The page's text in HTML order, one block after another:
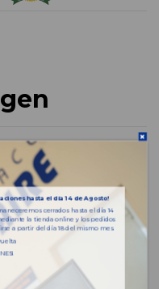
hasta el día 14 de Agosto!
cerrados hasta el día 14
la tienda online y los pedidos
a partir del día 18 del mismo mes.